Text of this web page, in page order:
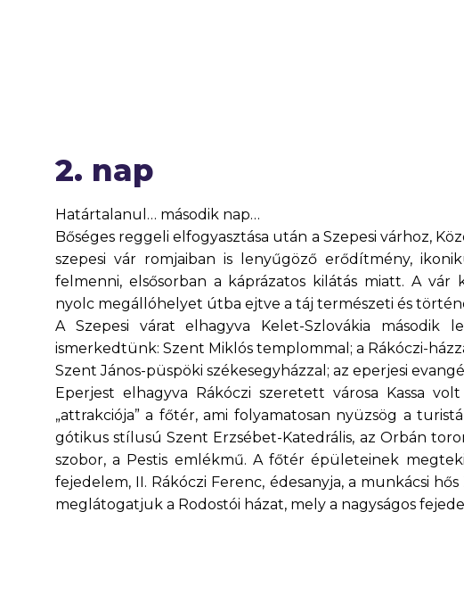
2. nap
Határtalanul… második nap…
Bőséges reggeli elfogyasztása után a Szepesi várhoz,
szepesi vár romjaiban is lenyűgöző erődítmény,
felmenni, elsősorban a káprázatos kilátás miatt. A
nyolc megállóhelyet útba ejtve a táj természeti és
A Szepesi várat elhagyva Kelet-Szlovákia második
ismerkedtünk: Szent Miklós templommal; a Rákóczi-
Szent János-püspöki székesegyházzal; az eperjesi
Eperjest elhagyva Rákóczi szeretett városa Kassa
„attrakciója” a főtér, ami folyamatosan nyüzsög a
gótikus stílusú Szent Erzsébet-Katedrális, az Orbán
szobor, a Pestis emlékmű. A főtér épületeinek
fejedelem, II. Rákóczi Ferenc, édesanyja, a munkácsi
meglátogatjuk a Rodostói házat, mely a nagyságos